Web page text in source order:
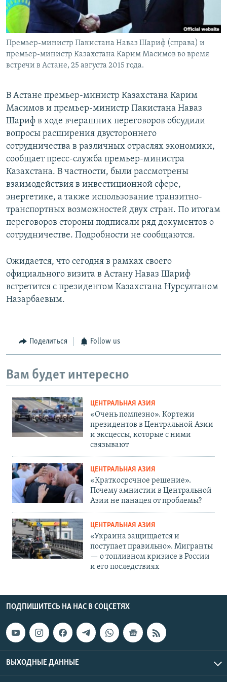
Премьер-министр Пакистана Наваз Шариф (справа) и
премьер-министр Казахстана Карим Масимов во время
встречи в Астане, 25 августа 2015 года.
В Астане премьер-министр Казахстана Карим
Масимов и премьер-министр Пакистана Наваз
Шариф в ходе вчерашних переговоров обсудили
вопросы расширения двустороннего
сотрудничества в различных отраслях экономики,
сообщает пресс-служба премьер-министра
Казахстана. В частности, были рассмотрены
взаимодействия в инвестиционной сфере,
энергетике, а также использование транзитно-
транспортных возможностей двух стран. По итогам
переговоров стороны подписали ряд документов о
сотрудничестве. Подробности не сообщаются.
Ожидается, что сегодня в рамках своего
официального визита в Астану Наваз Шариф
встретится с президентом Казахстана Нурсултаном
Назарбаевым.
Поделиться Follow us
Вам будет интересно
ЦЕНТРАЛЬНАЯ АЗИЯ
«Очень помпезно». Кортежи
президентов в Центральной Азии
и эксцессы, которые с ними
связывают
ЦЕНТРАЛЬНАЯ АЗИЯ
«Краткосрочное решение».
Почему амнистии в Центральной
Азии не панацея от проблемы?
ЦЕНТРАЛЬНАЯ АЗИЯ
«Украина защищается и
поступает правильно». Мигранты
— о топливном кризисе в России
и его последствиях
ПОДПИШИТЕСЬ НА НАС В СОЦСЕТЯХ
ВЫХОДНЫЕ ДАННЫЕ